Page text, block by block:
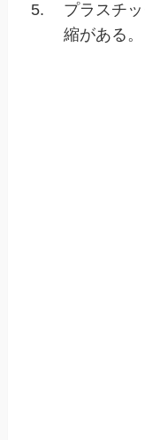
5.
プラスチ
縮がある。